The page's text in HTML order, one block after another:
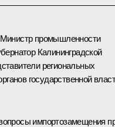
промышленности
Калининградской
региональных
государственной
импортозамещения